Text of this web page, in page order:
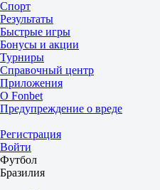
Спорт
Результаты
Быстрые игры
Бонусы и акции
Турниры
Справочный центр
Приложения
О Fonbet
Предупреждение о вреде
Регистрация
Войти
Футбол
Бразилия